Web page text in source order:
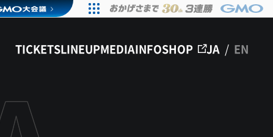
TICKETSLINEUPMEDIAINFOSHOP JA / EN